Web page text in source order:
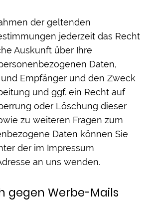
der geltenden
jederzeit das Recht
Auskunft über Ihre
Daten,
Empfänger und den Zweck
und ggf. ein Recht auf
oder Löschung dieser
zu weiteren Fragen zum
Daten können Sie
der im Impressum
an uns wenden.
gegen Werbe-Mails